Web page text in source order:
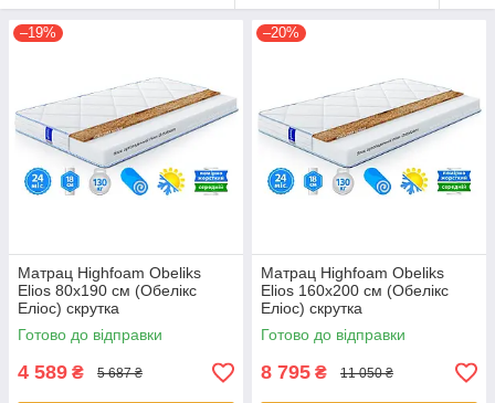
–19%
Матрац Highfoam Obeliks
Elios 80x190 см (Обелікс
Еліос) скрутка
Готово до відправки
4 589 ₴ 5 687 ₴
–20%
Матрац Highfoam Obeliks
Elios 160x200 см (Обелікс
Еліос) скрутка
Готово до відправки
8 795 ₴ 11 050 ₴